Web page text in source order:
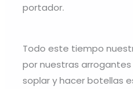
portador.
Todo este tiempo
por nuestras
soplar y hacer botellas